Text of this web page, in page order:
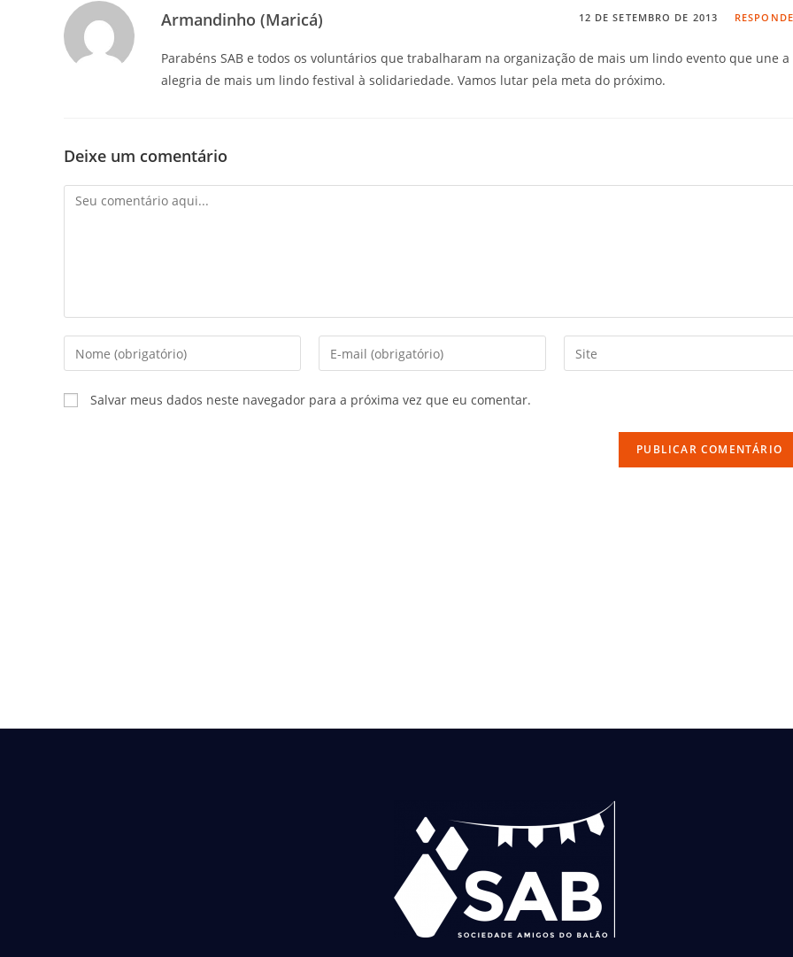
Armandinho (Maricá) 12 DE SETEMBRO DE 2013
Parabéns SAB e todos os voluntários que trabalharam na organização de mais um lindo evento que une a
alegria de mais um lindo festival à solidariedade. Vamos lutar pela meta do próximo.
Deixe um comentário
Salvar meus dados neste navegador para a próxima vez que eu comentar.